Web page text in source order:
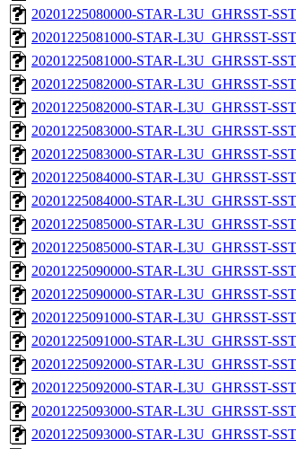
20201225080000-STAR-L3U_GHRSST-
20201225081000-STAR-L3U_GHRSST-
20201225081000-STAR-L3U_GHRSST-
20201225082000-STAR-L3U_GHRSST-
20201225082000-STAR-L3U_GHRSST-
20201225083000-STAR-L3U_GHRSST-
20201225083000-STAR-L3U_GHRSST-
20201225084000-STAR-L3U_GHRSST-
20201225084000-STAR-L3U_GHRSST-
20201225085000-STAR-L3U_GHRSST-
20201225085000-STAR-L3U_GHRSST-
20201225090000-STAR-L3U_GHRSST-
20201225090000-STAR-L3U_GHRSST-
20201225091000-STAR-L3U_GHRSST-
20201225091000-STAR-L3U_GHRSST-
20201225092000-STAR-L3U_GHRSST-
20201225092000-STAR-L3U_GHRSST-
20201225093000-STAR-L3U_GHRSST-
20201225093000-STAR-L3U_GHRSST-